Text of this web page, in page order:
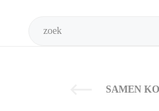
SAMEN